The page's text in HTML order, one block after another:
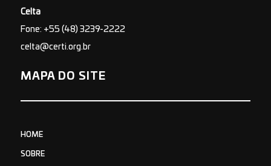
Celta
Fone: +55 (48) 3239-2222
celta@certi.org.br
MAPA DO SITE
HOME
SOBRE